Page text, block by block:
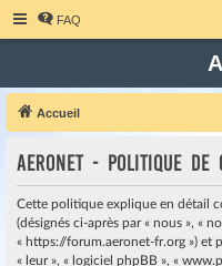
FAQ
Accueil
Aeronet - Politique de
Cette politique explique en détail
(désignés ci-après par « nous », «
« https://forum.aeronet-fr.org ») et
« leur », « logiciel phpBB », «